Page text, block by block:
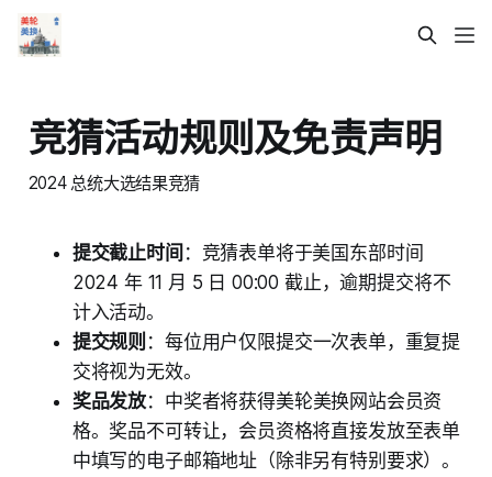
竞猜活动规则及免责声明
2024 总统大选结果竞猜
提交截止时间 ：竞猜表单将于美国东部时间
2024 年 11 月 5 日 00:00 截止，逾期提交将不
计入活动。
提交规则 ：每位用户仅限提交一次表单，重复提
交将视为无效。
奖品发放：中奖者将获得美轮美换网站会员资
格。奖品不可转让，会员资格将直接发放至表单
中填写的电子邮箱地址（除非另有特别要求）。